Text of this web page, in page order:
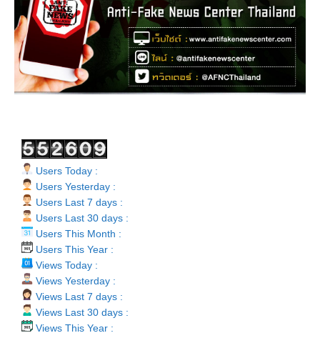
Users Today :
Users Yesterday :
Users Last 7 days :
Users Last 30 days :
Users This Month :
Users This Year :
Views Today :
Views Yesterday :
Views Last 7 days :
Views Last 30 days :
Views This Year :